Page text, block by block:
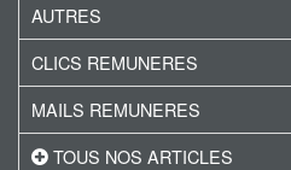
AUTRES
CLICS REMUNERES
MAILS REMUNERES
TOUS NOS ARTICLES